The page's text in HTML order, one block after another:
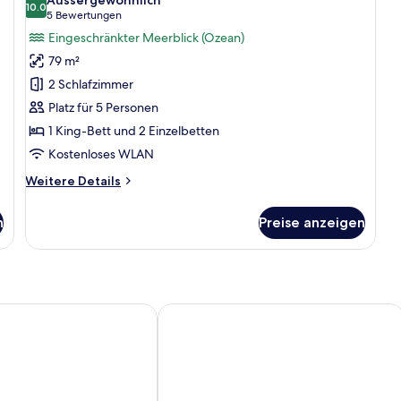
Lounge)
für
Suite,
2 Schlafzimmer
(Ocean
Coral
Lounge)
anzeigen
10.010.0 von 10
5 Bewertungen
(5
Bewertungen)
Eingeschränkter Meerblick (Ozean)
79 m²
2 Schlafzimmer
Platz für 5 Personen
1 King-Bett und 2 Einzelbetten
Kostenloses WLAN
Weitere Details
Weitere
2 Schlafzimmer
Preise anzeigen
Phuket Patong Beach Resort
IndoChine Resort & Villas